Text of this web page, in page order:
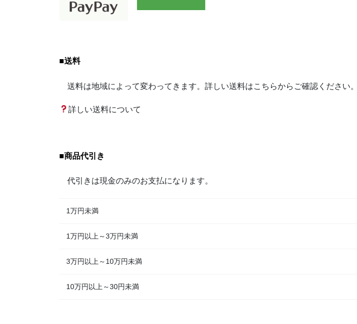
■送料
送料は地域によって変わってきます。詳しい送料はこちらからご確認ください。
詳しい送料について
■商品代引き
代引きは現金のみのお支払になります。
1万円未満
1万円以上～3万円未満
3万円以上～10万円未満
10万円以上～30円未満